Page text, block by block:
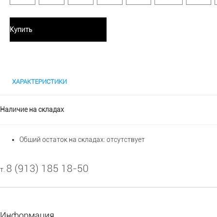
Купить
ХАРАКТЕРИСТИКИ
Наличие на складах
Общий остаток на складах: отсутствует
т. 8 (913) 185 18-50